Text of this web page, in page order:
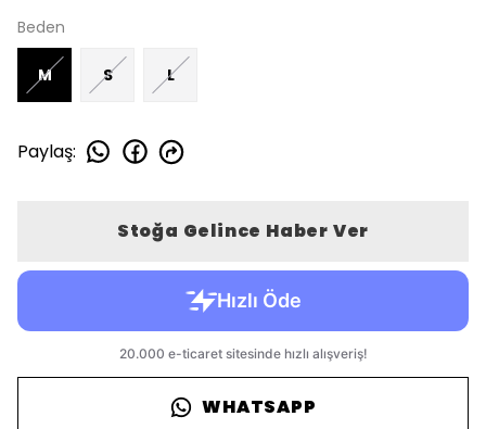
Beden
M S L
Paylaş:
Stoğa Gelince Haber Ver
WHATSAPP